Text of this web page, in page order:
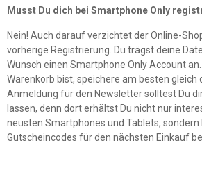
Musst Du dich bei Smartphone Only
Nein! Auch darauf verzichtet der Online-
vorherige Registrierung. Du trägst deine
Wunsch einen Smartphone Only Account
Warenkorb bist, speichere am besten gleich
Anmeldung für den Newsletter solltest Du
lassen, denn dort erhältst Du nicht nur
neusten Smartphones und Tablets,
Gutscheincodes für den nächsten Einkauf